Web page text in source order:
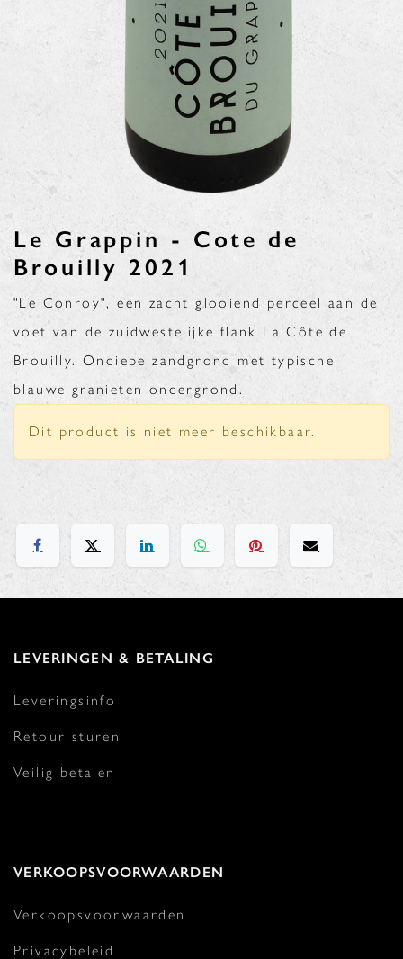
Le Grappin - Cote de
Brouilly 2021
"Le Conroy", een zacht glooiend perceel aan de
voet van de zuidwestelijke flank La Côte de
Brouilly. Ondiepe zandgrond met typische
blauwe granieten ondergrond.
Dit product is niet meer beschikbaar.
LEVERINGEN & BETALING
Leveringsinfo
Retour sturen
Veilig betalen
VERKOOPSVOORWAARDEN
Verkoopsvoorwaarden
Privacybeleid